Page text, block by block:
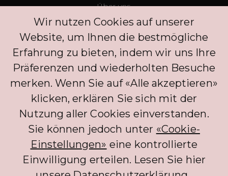
Über uns
T&Cs
Datenschutz
Presse
Blogs
Kontakt
Kunden
FAQ
Anmelden
Entdecken Sie
Datenschutzrichtlinie
Kommentar hinterlassen
Concierge
Anmelden
Partner
Wir nutzen Cookies auf unserer
Website, um Ihnen die bestmögliche
Erfahrung zu bieten, indem wir uns Ihre
Präferenzen und wiederholten Besuche
merken. Wenn Sie auf «Alle akzeptieren»
klicken, erklären Sie sich mit der
Nutzung aller Cookies einverstanden.
Sie können jedoch unter «Cookie-
Einstellungen» eine kontrollierte
Einwilligung erteilen. Lesen Sie hier